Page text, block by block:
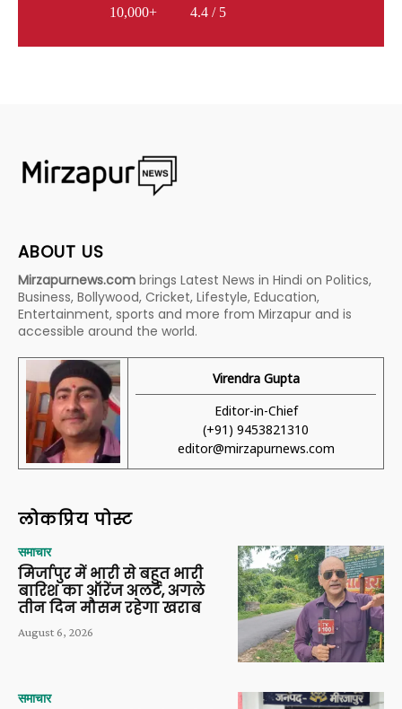
10,000+
4.4 / 5
ABOUT US
Mirzapurnews.com brings Latest News in Hindi on Politics,
Business, Bollywood, Cricket, Lifestyle, Education,
Entertainment, sports and more from Mirzapur and is
accessible around the world.
Virendra Gupta
Editor-in-Chief
(+91) 9453821310
editor@mirzapurnews.com
लोकप्रिय पोस्ट
समाचार
मिर्जापुर में भारी से बहुत भारी
बारिश का ऑरेंज अलर्ट, अगले
तीन दिन मौसम रहेगा खराब
August 6, 2026
समाचार